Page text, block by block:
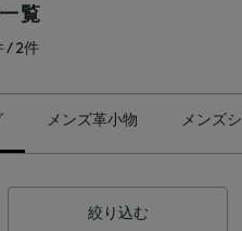
覧
/ 2件
メンズ革小物 メンズ
絞り込む